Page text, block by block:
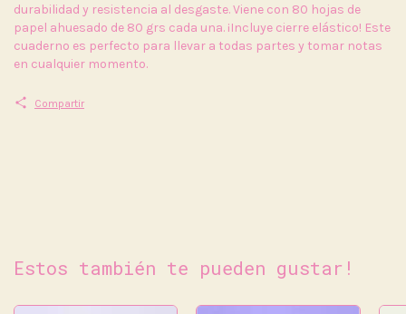
durabilidad y resistencia al desgaste. Viene con 80 hojas de
papel ahuesado de 80 grs cada una. ¡Incluye cierre elástico! Este
cuaderno es perfecto para llevar a todas partes y tomar notas
en cualquier momento.
Compartir
Estos también te pueden gustar!